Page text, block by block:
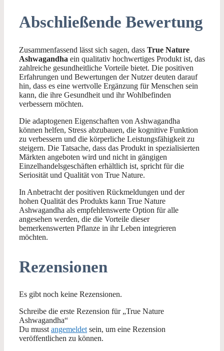
Abschließende Bewertung
Zusammenfassend lässt sich sagen, dass True Nature
Ashwagandha ein qualitativ hochwertiges Produkt ist, das
zahlreiche gesundheitliche Vorteile bietet. Die positiven
Erfahrungen und Bewertungen der Nutzer deuten darauf
hin, dass es eine wertvolle Ergänzung für Menschen sein
kann, die ihre Gesundheit und ihr Wohlbefinden
verbessern möchten.
Die adaptogenen Eigenschaften von Ashwagandha
können helfen, Stress abzubauen, die kognitive Funktion
zu verbessern und die körperliche Leistungsfähigkeit zu
steigern. Die Tatsache, dass das Produkt in spezialisierten
Märkten angeboten wird und nicht in gängigen
Einzelhandelsgeschäften erhältlich ist, spricht für die
Seriosität und Qualität von True Nature.
In Anbetracht der positiven Rückmeldungen und der
hohen Qualität des Produkts kann True Nature
Ashwagandha als empfehlenswerte Option für alle
angesehen werden, die die Vorteile dieser
bemerkenswerten Pflanze in ihr Leben integrieren
möchten.
Rezensionen
Es gibt noch keine Rezensionen.
Schreibe die erste Rezension für „True Nature
Ashwagandha“
Du musst angemeldet sein, um eine Rezension
veröffentlichen zu können.